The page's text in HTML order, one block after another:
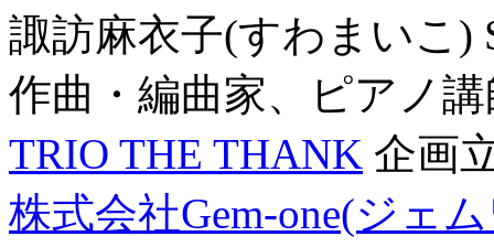
諏訪麻衣子(すわまいこ)
作曲・編曲家、ピアノ
TRIO THE THANK 企画
株式会社Gem-one(ジェ